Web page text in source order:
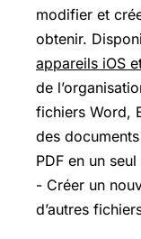
modifier et
obtenir.
appareils iOS
de
fichiers Word,
des
PDF en un
- Créer un
d’autres